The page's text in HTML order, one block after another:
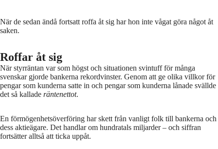
När de sedan ändå fortsatt roffa åt sig har hon inte vågat göra något åt
saken.
Roffar åt sig
När styrräntan var som högst och situationen svintuff för många
svenskar gjorde bankerna rekordvinster. Genom att ge olika villkor för
pengar som kunderna satte in och pengar som kunderna lånade svällde
det så kallade räntenettot.
En förmögenhetsöverföring har skett från vanligt folk till bankerna och
dess aktieägare. Det handlar om hundratals miljarder – och siffran
fortsätter alltså att ticka uppåt.